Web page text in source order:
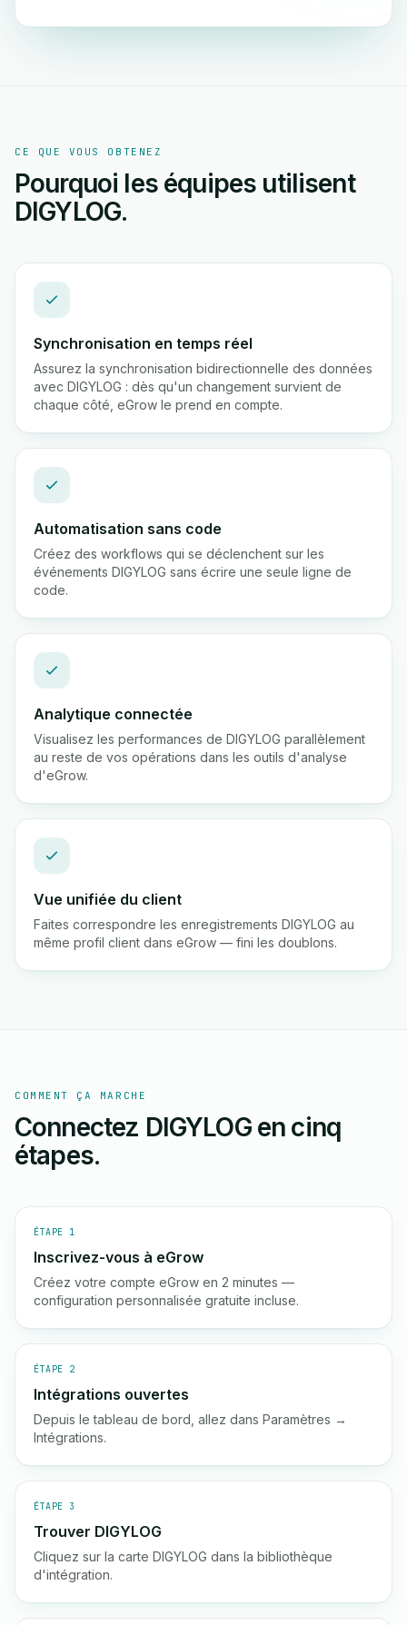
CE QUE VOUS OBTENEZ
Pourquoi les équipes utilisent
DIGYLOG.
Synchronisation en temps réel
Assurez la synchronisation bidirectionnelle des données
avec DIGYLOG : dès qu'un changement survient de
chaque côté, eGrow le prend en compte.
Automatisation sans code
Créez des workflows qui se déclenchent sur les
événements DIGYLOG sans écrire une seule ligne de
code.
Analytique connectée
Visualisez les performances de DIGYLOG parallèlement
au reste de vos opérations dans les outils d'analyse
d'eGrow.
Vue unifiée du client
Faites correspondre les enregistrements DIGYLOG au
même profil client dans eGrow — fini les doublons.
COMMENT ÇA MARCHE
Connectez DIGYLOG en cinq
étapes.
ÉTAPE 1
Inscrivez-vous à eGrow
Créez votre compte eGrow en 2 minutes —
configuration personnalisée gratuite incluse.
ÉTAPE 2
Intégrations ouvertes
Depuis le tableau de bord, allez dans Paramètres →
Intégrations.
ÉTAPE 3
Trouver DIGYLOG
Cliquez sur la carte DIGYLOG dans la bibliothèque
d'intégration.